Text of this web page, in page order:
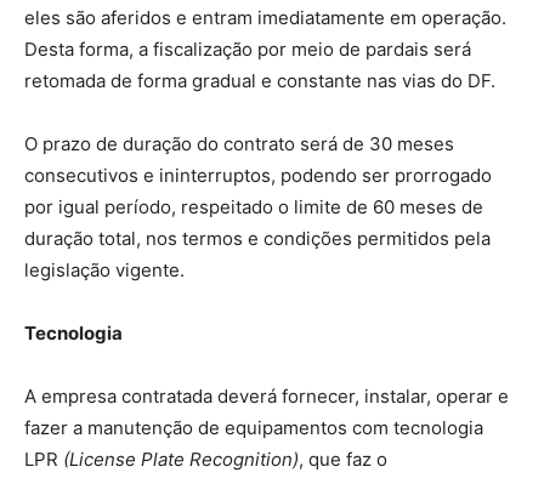
eles são aferidos e entram imediatamente em operação.
Desta forma, a fiscalização por meio de pardais será
retomada de forma gradual e constante nas vias do DF.
O prazo de duração do contrato será de 30 meses
consecutivos e ininterruptos, podendo ser prorrogado
por igual período, respeitado o limite de 60 meses de
duração total, nos termos e condições permitidos pela
legislação vigente.
Tecnologia
A empresa contratada deverá fornecer, instalar, operar e
fazer a manutenção de equipamentos com tecnologia
LPR (License Plate Recognition), que faz o